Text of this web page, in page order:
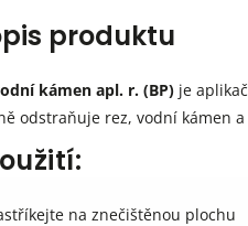
produktu
kámen apl. r. (BP) je
odstraňuje rez, vodní kámen
na znečištěnou plochu